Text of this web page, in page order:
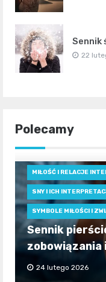
Sennik
22
Polecamy
MIŁOŚĆ I RELACJE
SNY I ICH
SYMBOLE MIŁOŚCI I
Sennik
zobowiązania
24 lutego 2026